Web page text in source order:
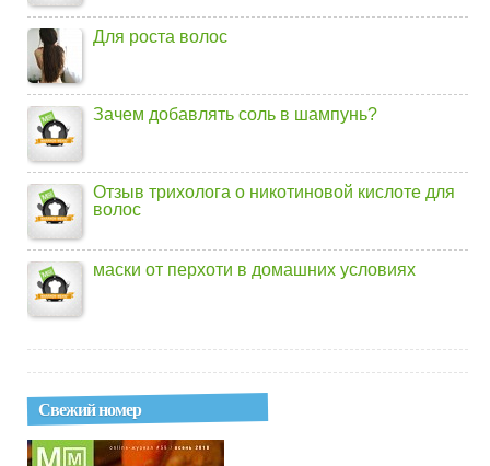
Для роста волос
Зачем добавлять соль в шампунь?
Отзыв трихолога о никотиновой кислоте для
волос
маски от перхоти в домашних условиях
Свежий номер